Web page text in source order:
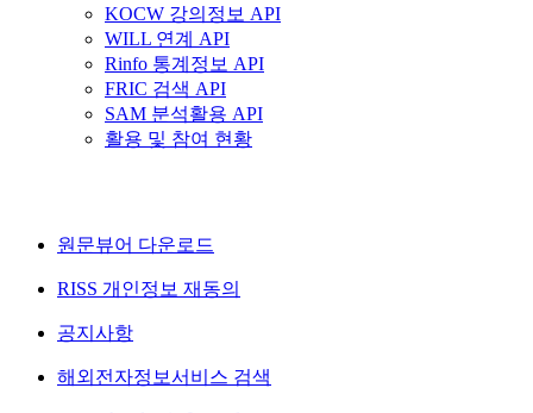
KOCW 강의정보 API
WILL 연계 API
Rinfo 통계정보 API
FRIC 검색 API
SAM 분석활용 API
활용 및 참여 현황
원문뷰어 다운로드
RISS 개인정보 재동의
공지사항
해외전자정보서비스 검색